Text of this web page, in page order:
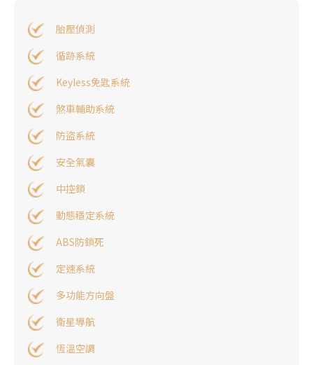
胎壓偵測
循跡系統
Keyless免匙系統
煞車輔助系統
防盜系統
安全氣囊
中控鎖
動態穩定系統
ABS防鎖死
定速系統
多功能方向盤
衛星導航
恆溫空調